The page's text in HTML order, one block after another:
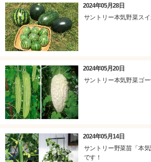
2024年05月28日
サントリー本気野菜スイ
2024年05月20日
サントリー本気野菜ゴー
2024年05月14日
サントリー野菜苗「本
です！